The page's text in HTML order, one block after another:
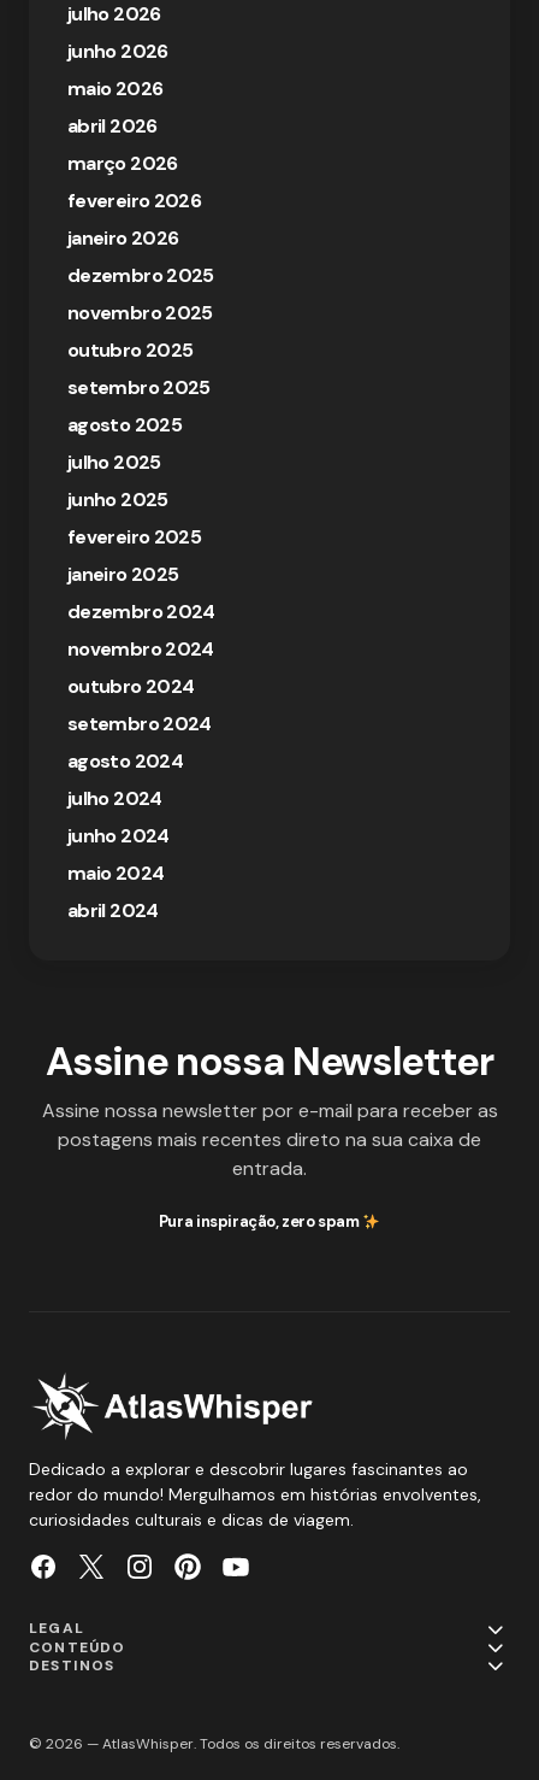
julho 2026
junho 2026
maio 2026
abril 2026
março 2026
fevereiro 2026
janeiro 2026
dezembro 2025
novembro 2025
outubro 2025
setembro 2025
agosto 2025
julho 2025
junho 2025
fevereiro 2025
janeiro 2025
dezembro 2024
novembro 2024
outubro 2024
setembro 2024
agosto 2024
julho 2024
junho 2024
maio 2024
abril 2024
Assine nossa Newsletter
Assine nossa newsletter por e-mail para receber as
postagens mais recentes direto na sua caixa de
entrada.
Pura inspiração, zero spam
Dedicado a explorar e descobrir lugares fascinantes ao
redor do mundo! Mergulhamos em histórias envolventes,
curiosidades culturais e dicas de viagem.
LEGAL
CONTEÚDO
DESTINOS
© 2026 — AtlasWhisper. Todos os direitos reservados.